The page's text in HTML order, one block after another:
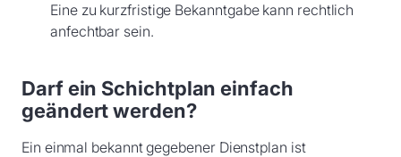
Eine zu kurzfristige Bekanntgabe kann rechtlich
anfechtbar sein.
Darf ein Schichtplan einfach
geändert werden?
Ein einmal bekannt gegebener Dienstplan ist